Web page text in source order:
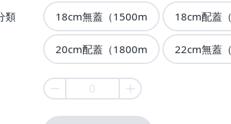
類 18cm無蓋（1500m 18cm配蓋
20cm配蓋（1800m 22cm無蓋